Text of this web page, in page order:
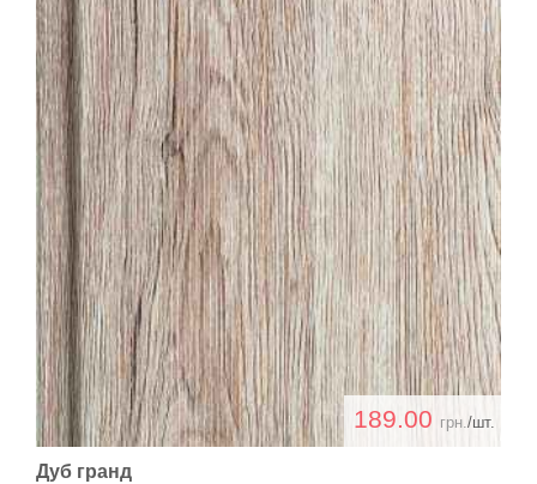
189.00 грн./шт.
Дуб гранд